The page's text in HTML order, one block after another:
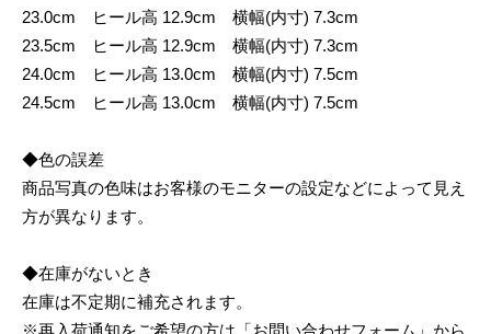
23.0cm ヒール高 12.9cm 横幅(内寸) 7.3cm
23.5cm ヒール高 12.9cm 横幅(内寸) 7.3cm
24.0cm ヒール高 13.0cm 横幅(内寸) 7.5cm
24.5cm ヒール高 13.0cm 横幅(内寸) 7.5cm
◆色の誤差
商品写真の色味はお客様のモニターの設定などによって見え
方が異なります。
◆在庫がないとき
在庫は不定期に補充されます。